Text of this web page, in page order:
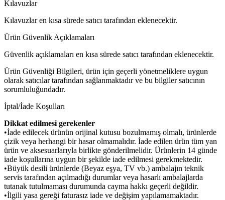
Kılavuzlar
Kılavuzlar en kısa sürede satıcı tarafından eklenecektir.
Ürün Güvenlik Açıklamaları
Güvenlik açıklamaları en kısa sürede satıcı tarafından eklenecektir.
Ürün Güvenliği Bilgileri, ürün için geçerli yönetmeliklere uygun
olarak satıcılar tarafından sağlanmaktadır ve bu bilgiler satıcının
sorumluluğundadır.
İptal/İade Koşulları
Dikkat edilmesi gerekenler
•İade edilecek ürünün orijinal kutusu bozulmamış olmalı, ürünlerde
çizik veya herhangi bir hasar olmamalıdır. İade edilen ürün tüm yan
ürün ve aksesuarlarıyla birlikte gönderilmelidir. Ürünlerin 14 günde
iade koşullarına uygun bir şekilde iade edilmesi gerekmektedir.
•Büyük desili ürünlerde (Beyaz eşya, TV vb.) ambalajın teknik
servis tarafından açılmadığı durumlar veya hasarlı ambalajlarda
tutanak tutulmaması durumunda cayma hakkı geçerli değildir.
•İlgili yasa gereği faturasız iade ve değişim yapılamamaktadır.